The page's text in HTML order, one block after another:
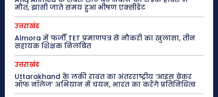
मौत, झांसी जाते समय हुआ भीषण एक्सीडेंट
उत्तराखंड
Almora में फर्जी TET प्रमाणपत्र से नौकरी का खुलासा, तीन
सहायक शिक्षक निलंबित
उत्तराखंड
Uttarakhand के लकी रावत का अंतरराष्ट्रीय ‘आइस ब्रेकर
ऑफ नॉलेज’ अभियान में चयन, भारत का करेंगे प्रतिनिधित्व